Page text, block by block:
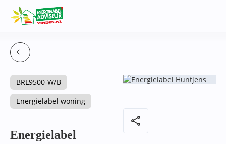
share
BRL9500-W/B
Energielabel woning
Energielabel